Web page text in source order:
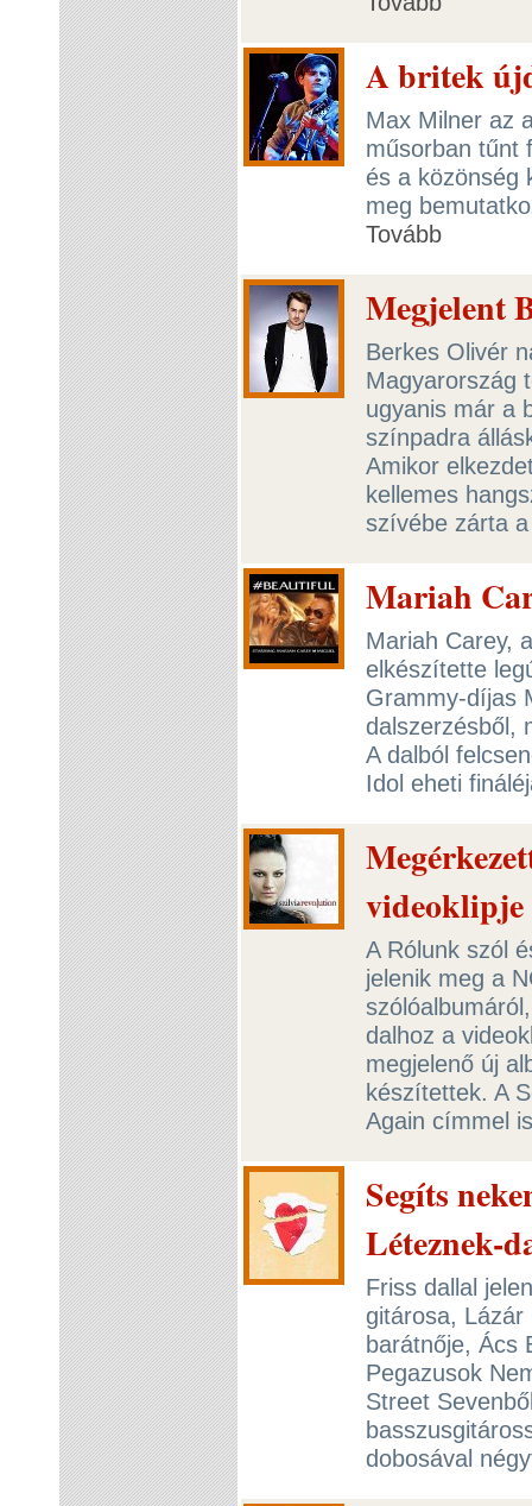
A britek
Max Milner az
műsorban tűnt
és a közönség
meg
Tovább
Megjelent
Berkes Olivér
Magyarország
ugyanis már a
színpadra
Amikor
kellemes
szívébe zárta
Mariah
Mariah Carey,
elkészítette
Grammy-díjas
dalszerzésből,
A dalból
Idol eheti
videoklipje
A Rólunk szól
jelenik meg a
dalhoz a
megjelenő új
készítettek. A
Again címmel
Segíts
Léteznek-
Friss dallal
gitárosa,
barátnője, Ács
Pegazusok
Street
dobosával